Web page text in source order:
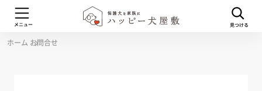
ホーム お問合せ